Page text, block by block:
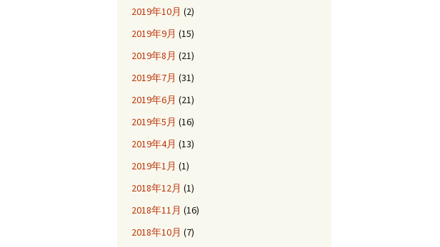
2019年10月 (2)
2019年9月 (15)
2019年8月 (21)
2019年7月 (31)
2019年6月 (21)
2019年5月 (16)
2019年4月 (13)
2019年1月 (1)
2018年12月 (1)
2018年11月 (16)
2018年10月 (7)